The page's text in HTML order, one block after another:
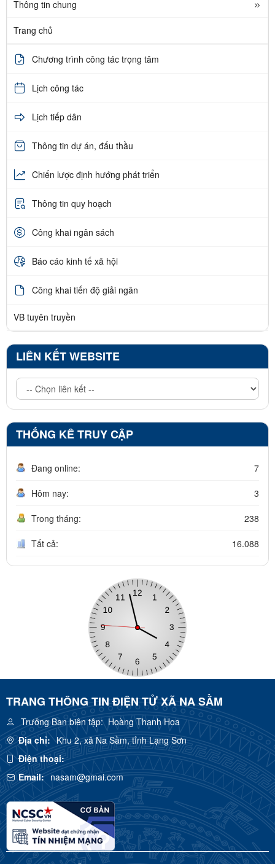
Thông tin chung
Trang chủ
Chương trình công tác trọng tâm
Lịch công tác
Lịch tiếp dân
Thông tin dự án, đấu thầu
Chiến lược định hướng phát triển
Thông tin quy hoạch
Công khai ngân sách
Báo cáo kinh tế xã hội
Công khai tiến độ giải ngân
VB tuyên truyền
LIÊN KẾT WEBSITE
THỐNG KÊ TRUY CẬP
Đang online: 7
Hôm nay: 3
Trong tháng: 238
Tất cả: 16.088
TRANG THÔNG TIN ĐIỆN TỬ XÃ NA SẦM
Trưởng Ban biên tập:Hoàng Thanh Hoa
Địa chỉ: Khu 2, xã Na Sầm, tỉnh Lạng Sơn
Điện thoại:
Email: nasam@gmai.com